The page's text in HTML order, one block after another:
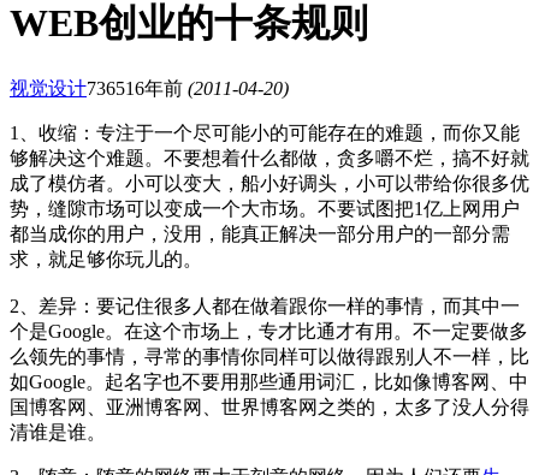
WEB创业的十条规则
视觉设计736516年前 (2011-04-20)
1、收缩：专注于一个尽可能小的可能存在的难题，而你又能
够解决这个难题。不要想着什么都做，贪多嚼不烂，搞不好就
成了模仿者。小可以变大，船小好调头，小可以带给你很多优
势，缝隙市场可以变成一个大市场。不要试图把1亿上网用户
都当成你的用户，没用，能真正解决一部分用户的一部分需
求，就足够你玩儿的。
2、差异：要记住很多人都在做着跟你一样的事情，而其中一
个是Google。在这个市场上，专才比通才有用。不一定要做多
么领先的事情，寻常的事情你同样可以做得跟别人不一样，比
如Google。起名字也不要用那些通用词汇，比如像博客网、中
国博客网、亚洲博客网、世界博客网之类的，太多了没人分得
清谁是谁。